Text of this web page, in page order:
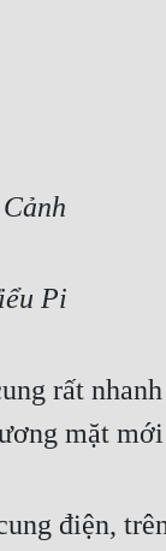
Pi
rất
mặt
điện,